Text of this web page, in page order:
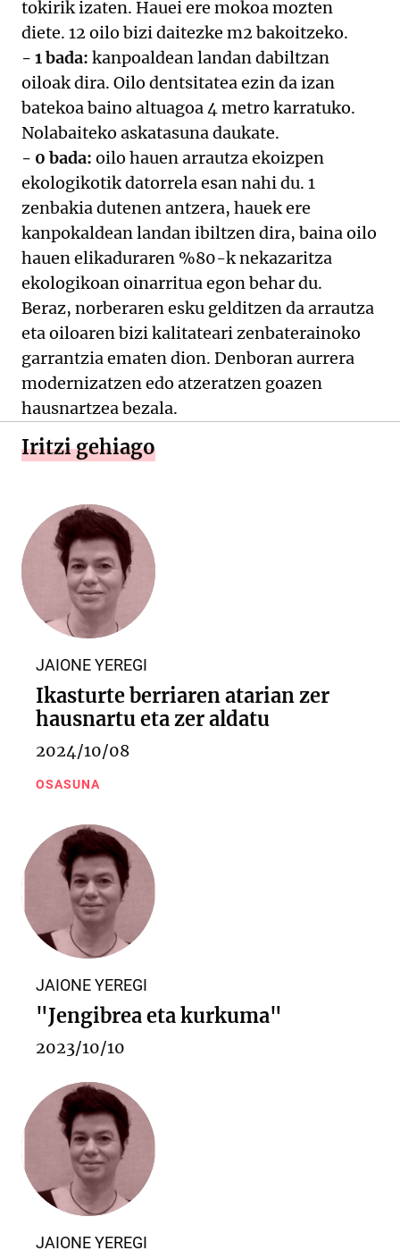
tokirik izaten. Hauei ere mokoa mozten
diete. 12 oilo bizi daitezke m2 bakoitzeko.
- 1 bada: kanpoaldean landan dabiltzan
oiloak dira. Oilo dentsitatea ezin da izan
batekoa baino altuagoa 4 metro karratuko.
Nolabaiteko askatasuna daukate.
- 0 bada: oilo hauen arrautza ekoizpen
ekologikotik datorrela esan nahi du. 1
zenbakia dutenen antzera, hauek ere
kanpokaldean landan ibiltzen dira, baina oilo
hauen elikaduraren %80-k nekazaritza
ekologikoan oinarritua egon behar du.
Beraz, norberaren esku gelditzen da arrautza
eta oiloaren bizi kalitateari zenbaterainoko
garrantzia ematen dion. Denboran aurrera
modernizatzen edo atzeratzen goazen
hausnartzea bezala.
Iritzi gehiago
JAIONE YEREGI
Ikasturte berriaren atarian zer
hausnartu eta zer aldatu
2024/10/08
OSASUNA
JAIONE YEREGI
"Jengibrea eta kurkuma"
2023/10/10
JAIONE YEREGI